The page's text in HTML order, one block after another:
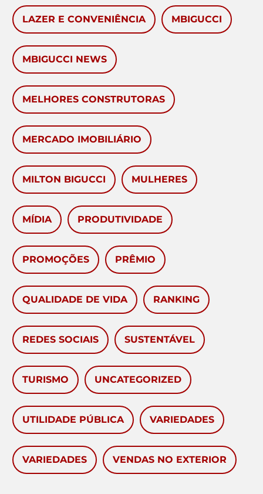
LAZER E CONVENIÊNCIA MBIGUCCI
MBIGUCCI NEWS
MELHORES CONSTRUTORAS
MERCADO IMOBILIÁRIO
MILTON BIGUCCI MULHERES
MÍDIA PRODUTIVIDADE
PROMOÇÕES PRÊMIO
QUALIDADE DE VIDA RANKING
REDES SOCIAIS SUSTENTÁVEL
TURISMO UNCATEGORIZED
UTILIDADE PÚBLICA VARIEDADES
VARIEDADES VENDAS NO EXTERIOR